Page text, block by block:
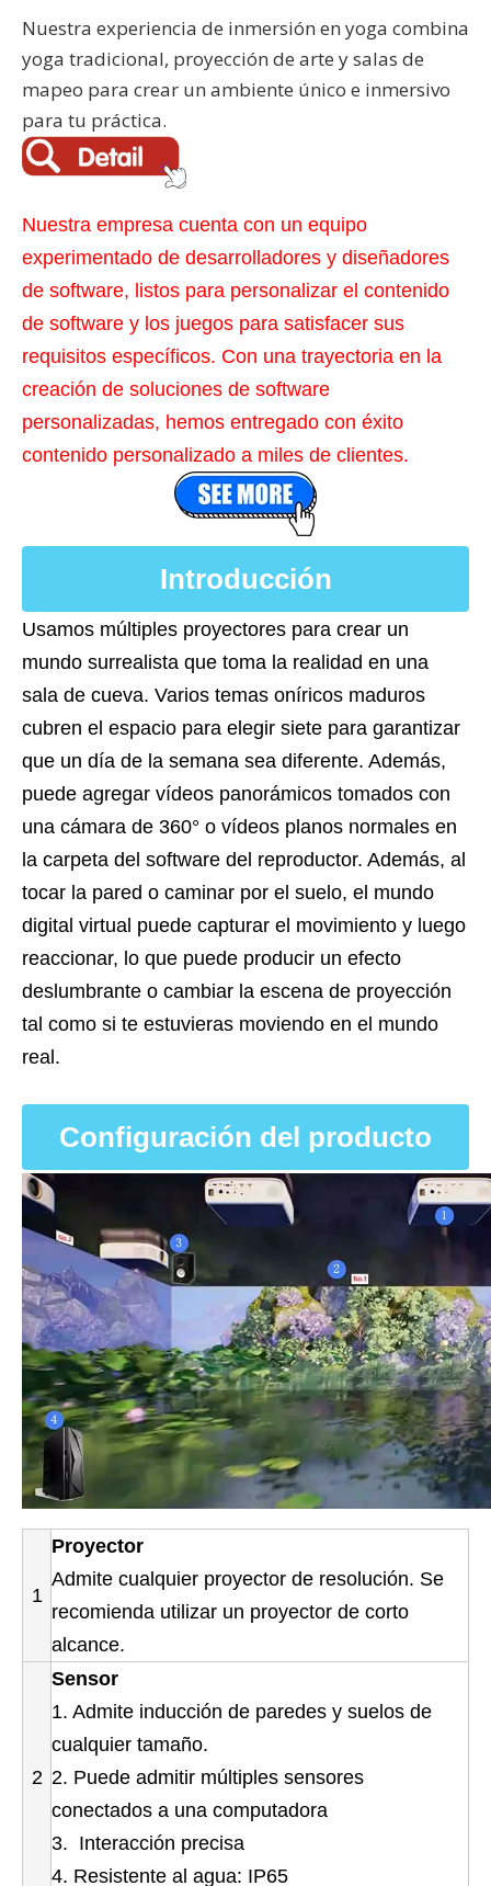
Nuestra experiencia de inmersión en yoga combina
yoga tradicional, proyección de arte y salas de
mapeo para crear un ambiente único e inmersivo
para tu práctica.
Nuestra empresa cuenta con un equipo
experimentado de desarrolladores y diseñadores
de software, listos para personalizar el contenido
de software y los juegos para satisfacer sus
requisitos específicos. Con una trayectoria en la
creación de soluciones de software
personalizadas, hemos entregado con éxito
contenido personalizado a miles de clientes.
Introducción
Usamos múltiples proyectores para crear un
mundo surrealista que toma la realidad en una
sala de cueva. Varios temas oníricos maduros
cubren el espacio para elegir siete para garantizar
que un día de la semana sea diferente. Además,
puede agregar vídeos panorámicos tomados con
una cámara de 360° o vídeos planos normales en
la carpeta del software del reproductor. Además, al
tocar la pared o caminar por el suelo, el mundo
digital virtual puede capturar el movimiento y luego
reaccionar, lo que puede producir un efecto
deslumbrante o cambiar la escena de proyección
tal como si te estuvieras moviendo en el mundo
real.
Configuración del producto
1
Proyector
Admite cualquier proyector de resolución. Se
recomienda utilizar un proyector de corto
alcance.
2
Sensor
1. Admite inducción de paredes y suelos de
cualquier tamaño.
2. Puede admitir múltiples sensores
conectados a una computadora
3. Interacción precisa
4. Resistente al agua: IP65